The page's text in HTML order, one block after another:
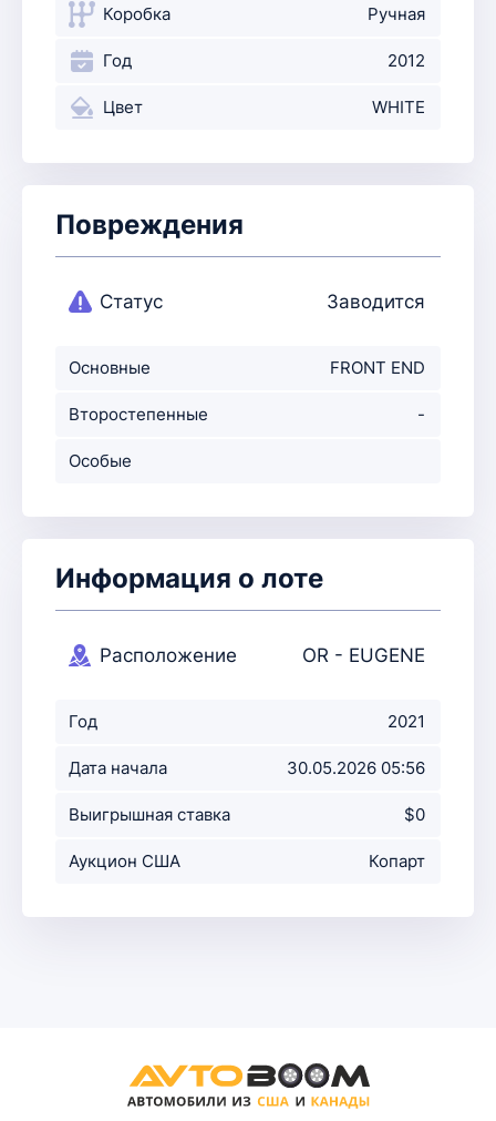
Коробка Ручная
Год 2012
Цвет WHITE
Повреждения
Статус Заводится
Основные
повреждения
FRONT END
Второстепенные
повр-ния
-
Особые
Информация о лоте
Расположение
OR - EUGENE
Год 2021
Дата начала
аукциона
30.05.2026 05:56
Выигрышная ставка $0
Аукцион США Копарт